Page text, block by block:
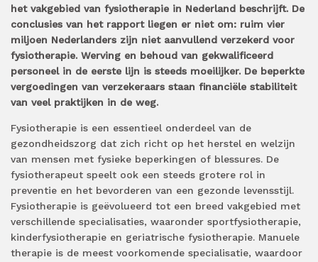
het vakgebied van fysiotherapie in Nederland beschrijft. De
conclusies van het rapport liegen er niet om: ruim vier
miljoen Nederlanders zijn niet aanvullend verzekerd voor
fysiotherapie. Werving en behoud van gekwalificeerd
personeel in de eerste lijn is steeds moeilijker. De beperkte
vergoedingen van verzekeraars staan financiële stabiliteit
van veel praktijken in de weg.
Fysiotherapie is een essentieel onderdeel van de
gezondheidszorg dat zich richt op het herstel en welzijn
van mensen met fysieke beperkingen of blessures. De
fysiotherapeut speelt ook een steeds grotere rol in
preventie en het bevorderen van een gezonde levensstijl.
Fysiotherapie is geëvolueerd tot een breed vakgebied met
verschillende specialisaties, waaronder sportfysiotherapie,
kinderfysiotherapie en geriatrische fysiotherapie. Manuele
therapie is de meest voorkomende specialisatie, waardoor